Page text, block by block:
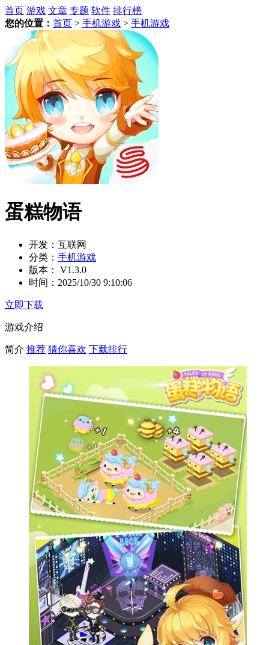
首页 游戏 文章 专题 软件 排行榜
您的位置： 首页 > 手机游戏 > 手机游戏
蛋糕物语
开发： 互联网
分类： 手机游戏
版本：
V1.3.0
时间： 2025/10/30 9:10:06
立即下载
游戏介绍
简介 推荐 猜你喜欢 下载排行